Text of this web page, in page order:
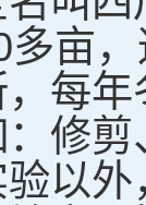
亩
每
修
以